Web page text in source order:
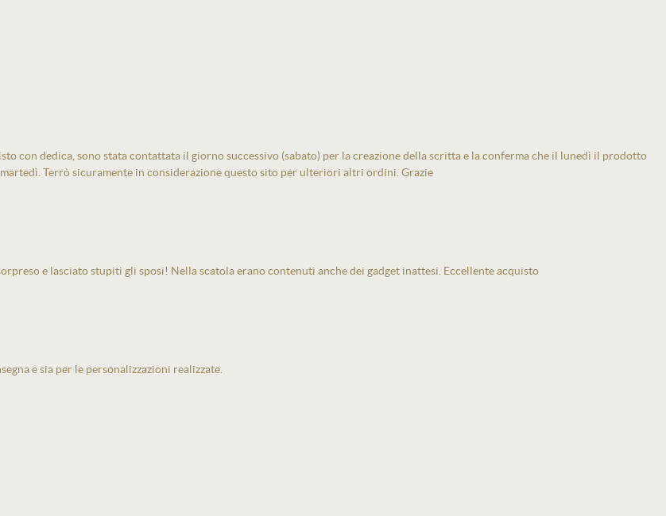
con dedica, sono stata contattata il giorno successivo (sabato) per la creazione della scritta e la conferma che il lunedì il prodotto
Terrò sicuramente in considerazione questo sito per ulteriori altri ordini. Grazie
e lasciato stupiti gli sposi! Nella scatola erano contenuti anche dei gadget inattesi. Eccellente acquisto
e sia per le personalizzazioni realizzate.